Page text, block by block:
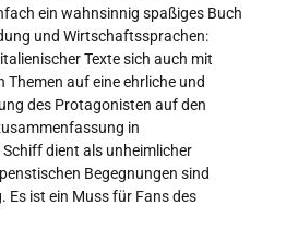
ein wahnsinnig spaßiges Buch
und Wirtschaftssprachen:
Texte sich auch mit
Themen auf eine ehrliche und
des Protagonisten auf den
in
dient als unheimlicher
Begegnungen sind
Es ist ein Muss für Fans des